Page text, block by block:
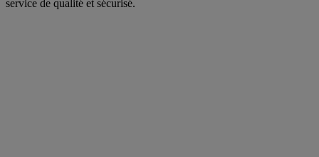
service de qualité et sécurisé.